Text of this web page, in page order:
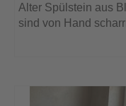
Alter Spülstein aus
sind von Hand